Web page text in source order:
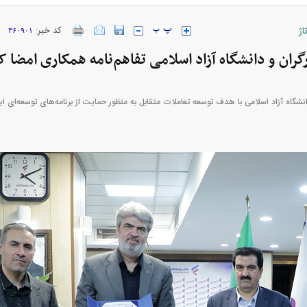
کد خبر: ۳۶۰۹۰۱
و دانشگاه آزاد اسلامی تفاهم‌نامه همکاری امضا
آزاد اسلامی با هدف توسعه تعاملات متقابل به منظور حمایت از برنامه‌های توسعه‌ای
ارز‌ها + جدول قیمت خودرو‌های ایران خودرو + جدول قیمت خودرو‌های
مسکن؛ فنر
کارنامه مردود محسن پاک‌ نژاد؛ از افت شدید
درآمد ارزی تا بازی با عزل و نصب‌ها